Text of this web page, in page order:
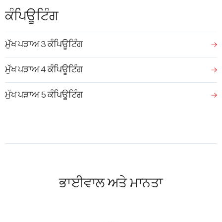
ਕੰਪਿਊਟਿੰਗ
ਮੁੱਖ ਪੜਾਅ 3 ਕੰਪਿਊਟਿੰਗ
ਮੁੱਖ ਪੜਾਅ 4 ਕੰਪਿਊਟਿੰਗ
ਮੁੱਖ ਪੜਾਅ 5 ਕੰਪਿਊਟਿੰਗ
ਭਾਈਵਾਲ ਅਤੇ ਮਾਨਤਾ